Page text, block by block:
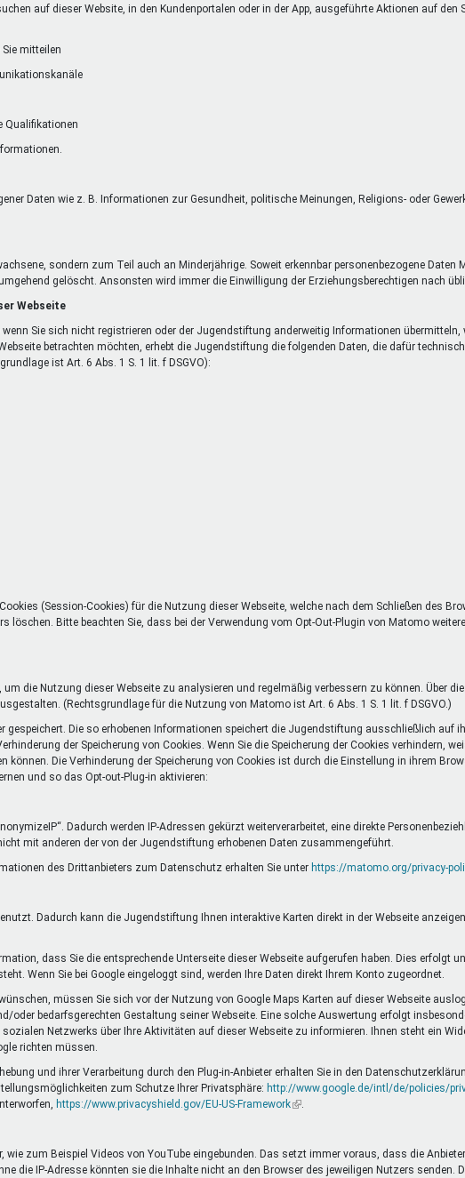
auf dieser Website, in den Kundenportalen oder in der App, ausgeführte Aktionen auf
mitteilen
Qualifikationen
Daten wie z. B. Informationen zur Gesundheit, politische Meinungen, Religions- oder
sondern zum Teil auch an Minderjährige. Soweit erkennbar personenbezogene Daten
gelöscht. Ansonsten wird immer die Einwilligung der Erziehungsberechtigen nach
Webseite
Sie sich nicht registrieren oder der Jugendstiftung anderweitig Informationen übermitteln,
betrachten möchten, erhebt die Jugendstiftung die folgenden Daten, die dafür
ist Art. 6 Abs. 1 S. 1 lit. f DSGVO):
(Session-Cookies) für die Nutzung dieser Webseite, welche nach dem Schließen des
löschen. Bitte beachten Sie, dass bei der Verwendung vom Opt-Out-Plugin von Matomo
die Nutzung dieser Webseite zu analysieren und regelmäßig verbessern zu können. Über
(Rechtsgrundlage für die Nutzung von Matomo ist Art. 6 Abs. 1 S. 1 lit. f DSGVO.)
gespeichert. Die so erhobenen Informationen speichert die Jugendstiftung ausschließlich auf
der Speicherung von Cookies. Wenn Sie die Speicherung der Cookies verhindern,
können. Die Verhinderung der Speicherung von Cookies ist durch die Einstellung in ihrem
und so das Opt-out-Plug-in aktivieren:
Dadurch werden IP-Adressen gekürzt weiterverarbeitet, eine direkte
mit anderen der von der Jugendstiftung erhobenen Daten zusammengeführt.
des Drittanbieters zum Datenschutz erhalten Sie unter https://matomo.org/privacy-
Dadurch kann die Jugendstiftung Ihnen interaktive Karten direkt in der Webseite
dass Sie die entsprechende Unterseite dieser Webseite aufgerufen haben. Dies erfolgt
Wenn Sie bei Google eingeloggt sind, werden Ihre Daten direkt Ihrem Konto zugeordnet.
müssen Sie sich vor der Nutzung von Google Maps Karten auf dieser Webseite
oder bedarfsgerechten Gestaltung seiner Webseite. Eine solche Auswertung erfolgt
Netzwerks über Ihre Aktivitäten auf dieser Webseite zu informieren. Ihnen steht ein
richten müssen.
und ihrer Verarbeitung durch den Plug-in-Anbieter erhalten Sie in den
zum Schutze Ihrer Privatsphäre: http://www.google.de/intl/de/policies/
https://www.privacyshield.gov/EU-US-Framework(Link
.
wie zum Beispiel Videos von YouTube eingebunden. Das setzt immer voraus, dass die
die IP-Adresse könnten sie die Inhalte nicht an den Browser des jeweiligen Nutzers